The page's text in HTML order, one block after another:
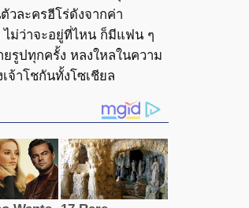
วละครฮีโร่ดังจากค่า
ไม่ว่าจะอยู่ที่ไหน ก็มีแฟน ๆ
รูปทุกครั้ง หลงใหลในความ
จ้าโชกันทั้งโซเชียล